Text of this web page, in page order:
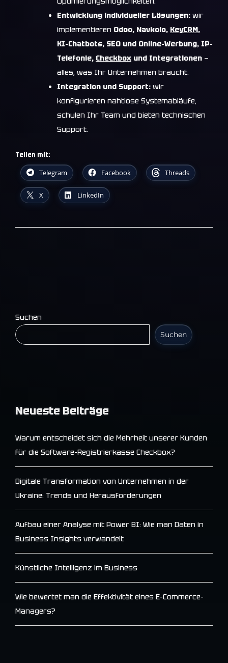
Entwicklung individueller Lösungen: wir
implementieren Odoo, Navkolo, KeyCRM,
KI-Chatbots, SEO und Online-Werbung, IP-
Telefonie, Checkbox und Integrationen —
alles, was Ihr Unternehmen braucht.
Integration und Support: wir
konfigurieren nahtlose Systemabläufe,
schulen Ihr Team und bieten technischen
Support.
Teilen mit:
Telegram Facebook Threads
X LinkedIn
Suchen
Suchen
Neueste Beiträge
Warum entscheidet sich die Mehrheit unserer Kunden
für die Software-Registrierkasse Checkbox?
Digitale Transformation von Unternehmen in der
Ukraine: Trends und Herausforderungen
Aufbau einer Analyse mit Power BI: Wie man Daten in
Business Insights verwandelt
Künstliche Intelligenz im Business
Wie bewertet man die Effektivität eines E-Commerce-
Managers?